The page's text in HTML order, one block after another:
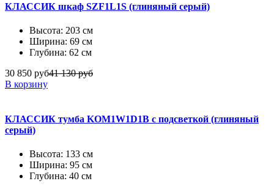
КЛАССИК шкаф SZF1L1S (глиняный серый)
Высота: 203 см
Ширина: 69 см
Глубина: 62 см
30 850 руб41 130 руб
В корзину
КЛАССИК тумба KOM1W1D1B с подсветкой (глиняный
серый)
Высота: 133 см
Ширина: 95 см
Глубина: 40 см